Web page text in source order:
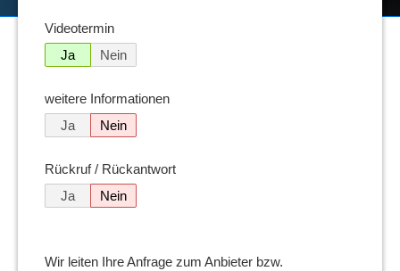
Videotermin
Ja
Nein
weitere Informationen
Ja
Nein
Rückruf / Rückantwort
Ja
Nein
Wir leiten Ihre Anfrage zum Anbieter bzw.